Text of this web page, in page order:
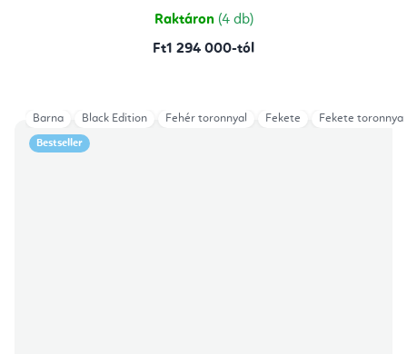
csillag.
Raktáron (4 db)
Ft1 294 000-tól
Bestseller
Barna Black Edition Fehér toronnyal Fekete Fekete toronnyal